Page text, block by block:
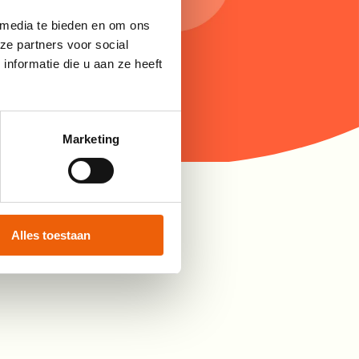
te bieden en om ons
partners voor social
die u aan ze heeft
Marketing
Alles toestaan